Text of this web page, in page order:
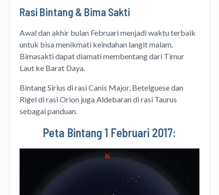
Rasi Bintang & Bima Sakti
Awal dan akhir bulan Februari menjadi waktu terbaik
untuk bisa menikmati keindahan langit malam.
Bimasakti dapat diamati membentang dari Timur
Laut ke Barat Daya.
Bintang Sirius di rasi Canis Major, Betelguese dan
Rigel di rasi Orion juga Aldebaran di rasi Taurus
sebagai panduan.
Peta Bintang 1 Februari 2017: